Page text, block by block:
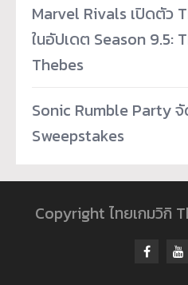
Marvel Rivals เปิดตัว
ในอัปเดต Season 9.5:
Thebes
Sonic Rumble Party
Sweepstakes
Copyright ไทยเกมวิกิ